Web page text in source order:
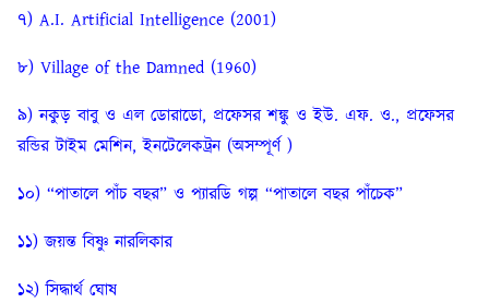
৭) A.I. Artificial Intelligence (2001)
৮) Village of the Damned (1960)
৯) নকুড় বাবু ও এল ডোরাডো, প্রফেসর শঙ্কু ও ইউ. এফ. ও., প্রফেসর
রন্ডির টাইম মেশিন, ইনটেলেকট্রন (অসম্পূর্ণ )
১০) “পাতালে পাঁচ বছর” ও প্যারডি গল্প “পাতালে বছর পাঁচেক”
১১) জয়ন্ত বিষ্ণু নারলিকার
১২) সিদ্ধার্থ ঘোষ